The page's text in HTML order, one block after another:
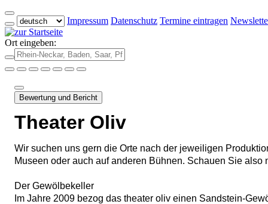
Impressum Datenschutz Termine eintragen
Ort eingeben:
Bewertung und Bericht
Theater Oliv
Wir suchen uns gern die Orte nach der jeweiligen
Museen oder auch auf anderen Bühnen. Schauen Sie
Der Gewölbekeller
Im Jahre 2009 bezog das theater oliv einen Sandstein-